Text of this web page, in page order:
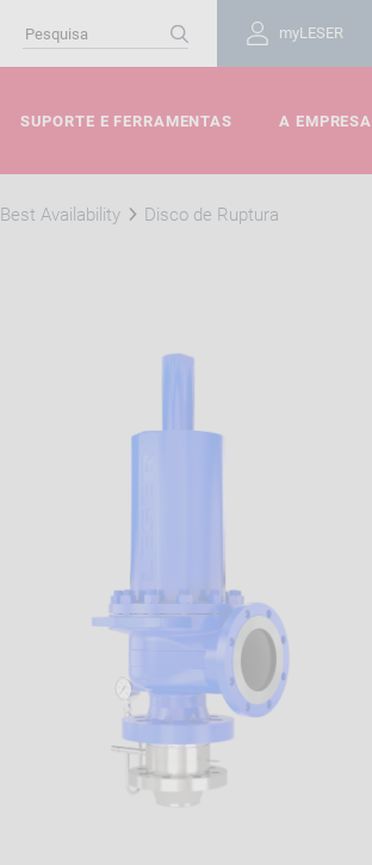
myLESER
SUPORTE E FERRAMENTAS A EMPRESA
Best Availability Disco de Ruptura